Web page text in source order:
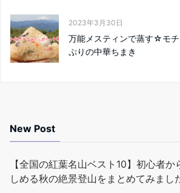
2023年3月30日
万能メスティンで蒸す☆モ
ぷりの中華ちまき
New Post
【全国の紅葉名山ベスト10】初心者
しめる秋の絶景登山をまとめてみまし